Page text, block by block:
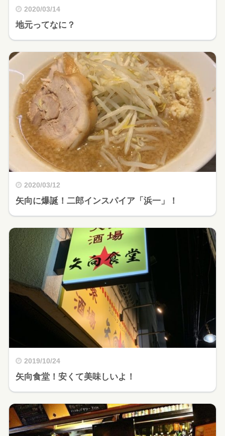
2020/03/14
地元ってなに？
2020/03/12
矢向に爆誕！二郎インスパイア「浜一」！
2019/10/24
矢向食堂！安くて美味しいよ！